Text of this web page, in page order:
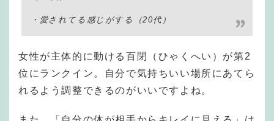
・愛されてる感じがする （20代）
女性が主体的に動ける百閉（ひゃくへい）が第2
位にランクイン。自分で気持ちいい場所にあてら
れるよう調整できるのがいいですよね。